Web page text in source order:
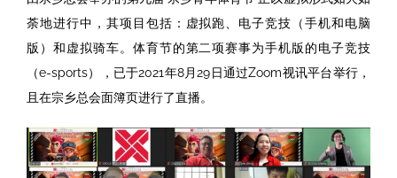
荼地进行中，其项目包括：虚拟跑、电子竞技（手机和电脑
版）和虚拟骑车。体育节的第二项赛事为手机版的电子竞技
（e-sports），已于2021年8月29日通过Zoom视讯平台举行，
且在宗乡总会面簿页进行了直播。